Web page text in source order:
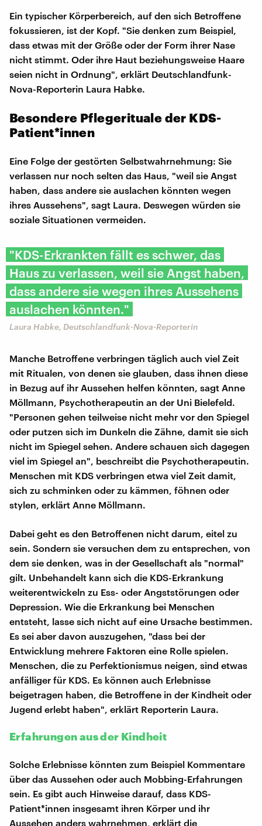
Ein typischer Körperbereich, auf den sich Betroffene
fokussieren, ist der Kopf. "Sie denken zum Beispiel,
dass etwas mit der Größe oder der Form ihrer Nase
nicht stimmt. Oder ihre Haut beziehungsweise Haare
seien nicht in Ordnung", erklärt Deutschlandfunk-
Nova-Reporterin Laura Habke.
Besondere Pflegerituale der KDS-
Patient*innen
Eine Folge der gestörten Selbstwahrnehmung: Sie
verlassen nur noch selten das Haus, "weil sie Angst
haben, dass andere sie auslachen könnten wegen
ihres Aussehens", sagt Laura. Deswegen würden sie
soziale Situationen vermeiden.
"KDS-Erkrankten fällt es schwer, das
Haus zu verlassen, weil sie Angst haben,
dass andere sie wegen ihres Aussehens
auslachen könnten."
Laura Habke, Deutschlandfunk-Nova-Reporterin
Manche Betroffene verbringen täglich auch viel Zeit
mit Ritualen, von denen sie glauben, dass ihnen diese
in Bezug auf ihr Aussehen helfen könnten, sagt Anne
Möllmann, Psychotherapeutin an der Uni Bielefeld.
"Personen gehen teilweise nicht mehr vor den Spiegel
oder putzen sich im Dunkeln die Zähne, damit sie sich
nicht im Spiegel sehen. Andere schauen sich dagegen
viel im Spiegel an", beschreibt die Psychotherapeutin.
Menschen mit KDS verbringen etwa viel Zeit damit,
sich zu schminken oder zu kämmen, föhnen oder
stylen, erklärt Anne Möllmann.
Dabei geht es den Betroffenen nicht darum, eitel zu
sein. Sondern sie versuchen dem zu entsprechen, von
dem sie denken, was in der Gesellschaft als "normal"
gilt. Unbehandelt kann sich die KDS-Erkrankung
weiterentwickeln zu Ess- oder Angststörungen oder
Depression. Wie die Erkrankung bei Menschen
entsteht, lasse sich nicht auf eine Ursache bestimmen.
Es sei aber davon auszugehen, "dass bei der
Entwicklung mehrere Faktoren eine Rolle spielen.
Menschen, die zu Perfektionismus neigen, sind etwas
anfälliger für KDS. Es können auch Erlebnisse
beigetragen haben, die Betroffene in der Kindheit oder
Jugend erlebt haben", erklärt Reporterin Laura.
Erfahrungen aus der Kindheit
Solche Erlebnisse könnten zum Beispiel Kommentare
über das Aussehen oder auch Mobbing-Erfahrungen
sein. Es gibt auch Hinweise darauf, dass KDS-
Patient*innen insgesamt ihren Körper und ihr
Aussehen anders wahrnehmen, erklärt die